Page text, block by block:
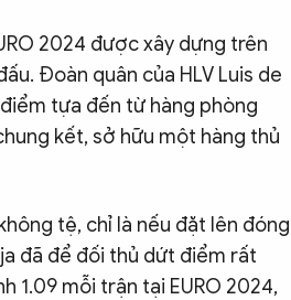
2024 được xây dựng trên
Đoàn quân của HLV Luis de
tựa đến từ hàng phòng
kết, sở hữu một hàng thủ
tệ, chỉ là nếu đặt lên đóng
đã để đối thủ dứt điểm rất
1.09 mỗi trận tại EURO 2024,